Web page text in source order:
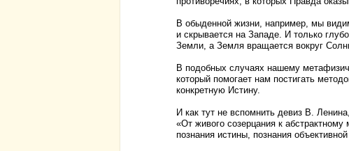
В обыденной жизни, например, мы
и скрывается на Западе. И только
Земли, а Земля вращается вокруг
В подобных случаях нашему
который помогает нам постигать
конкретную Истину.
И как тут не вспомнить девиз В.
«От живого созерцания к
познания истины, познания